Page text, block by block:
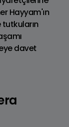
Hayyam'ın
tutkuların
davet